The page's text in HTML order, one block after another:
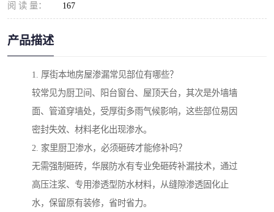
阅 读 量： 167
产品描述
1. 厚街本地房屋渗漏常见部位有哪些？
较常见为厨卫间、阳台窗台、屋顶天台，其次是外墙墙
面、管道穿墙处，受厚街多雨气候影响，这些部位易因
密封失效、材料老化出现渗水。
2. 家里厨卫渗水，必须砸砖才能修补吗？
无需强制砸砖，华展防水有专业免砸砖补漏技术，通过
高压注浆、专用渗透型防水材料，从缝隙渗透固化止
水，保留原有装修，省时省力。